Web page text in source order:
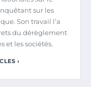
sur les
Son travail l’a
du dérèglement
et les sociétés.
›